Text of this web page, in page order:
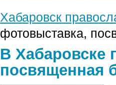
Хабаровск
фотовыставка,
В Хабаровске
посвященная